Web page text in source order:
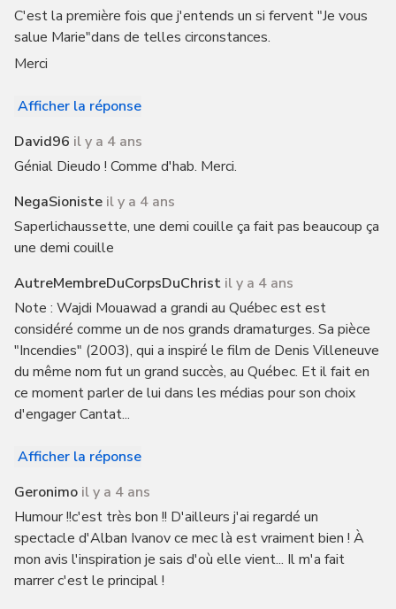
C'est la première fois que j'entends un si fervent "Je vous
salue Marie"dans de telles circonstances.
Merci
Afficher la réponse
David96 il y a 4 ans
Génial Dieudo ! Comme d'hab. Merci.
NegaSioniste il y a 4 ans
Saperlichaussette, une demi couille ça fait pas beaucoup ça
une demi couille
AutreMembreDuCorpsDuChrist il y a 4 ans
Note : Wajdi Mouawad a grandi au Québec est est
considéré comme un de nos grands dramaturges. Sa pièce
"Incendies" (2003), qui a inspiré le film de Denis Villeneuve
du même nom fut un grand succès, au Québec. Et il fait en
ce moment parler de lui dans les médias pour son choix
d'engager Cantat...
Afficher la réponse
Geronimo il y a 4 ans
Humour !!c'est très bon !! D'ailleurs j'ai regardé un
spectacle d'Alban Ivanov ce mec là est vraiment bien ! À
mon avis l'inspiration je sais d'où elle vient... Il m'a fait
marrer c'est le principal !